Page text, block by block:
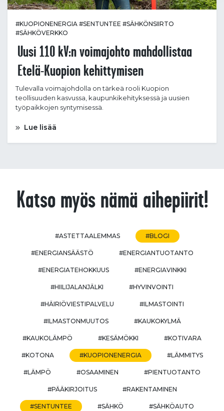
#KUOPIONENERGIA #SENTUNTEE #SÄHKÖNSIIRTO
#SÄHKÖVERKKO
Uusi 110 kV:n voimajohto mahdollistaa
Etelä-Kuopion kehittymisen
Tulevalla voimajohdolla on tärkeä rooli Kuopion
teollisuuden kasvussa, kaupunkikehityksessä ja uusien
työpaikkojen syntymisessä.
Lue lisää
Katso myös nämä aihepiirit!
#ASTETTAALEMMAS #BLOGI
#ENERGIANSÄÄSTÖ #ENERGIANTUOTANTO
#ENERGIATEHOKKUUS #ENERGIAVINKKI
#HIILIJALANJÄLKI #HYVINVOINTI
#HÄIRIÖVIESTIPALVELU #ILMASTOINTI
#ILMASTONMUUTOS #KAUKOKYLMÄ
#KAUKOLÄMPÖ #KESÄMÖKKI #KOTIVARA
#KOTONA #KUOPIONENERGIA #LÄMMITYS
#LÄMPÖ #OSAAMINEN #PIENTUOTANTO
#PÄÄKIRJOITUS #RAKENTAMINEN
#SENTUNTEE #SÄHKÖ #SÄHKÖAUTO